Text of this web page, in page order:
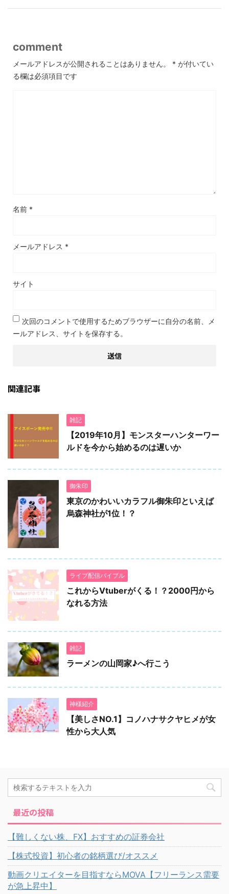
comment
メールアドレスが公開されることはありません。 * が付いてい
る欄は必須項目です
名前 *
メールアドレス *
サイト
次回のコメントで使用するためブラウザーに自分の名前、メ
ールアドレス、サイトを保存する。
関連記事
雑記
【2019年10月】モンスターハンターワー
ルドを今から始めるのは遅いか
御朱印
東京のかわいいカラフル御朱印といえば
烏森神社が1位！？
ライブ配信バイブル
これからVtuberがくる！？2000円から
なれる方法
雑記
ラーメンの山岡家♪へ行こう
神様紹介
【美しさNO.1】コノハナサクヤヒメが女
性から大人気
最近の投稿
【難しくない株、FX】おすすめの証券会社
【株式投資】初心者の銘柄選び/オススメ
動画クリエイターを目指すならMOVA【フリーランス需要
が急上昇中】